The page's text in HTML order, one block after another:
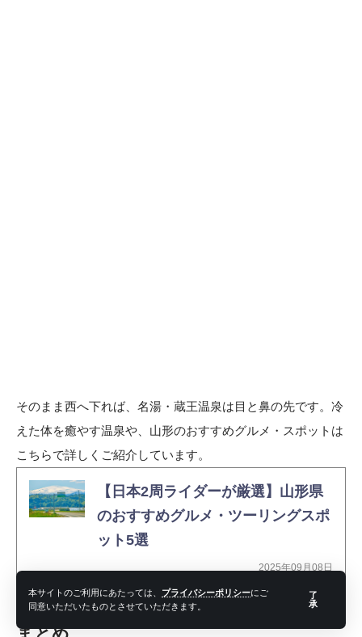
本サイトのご利用にあたっては、 プライバシーポリシーにご
同意いただいたものとさせていただきます。
了
承
そのまま西へ下れば、名湯・蔵王温泉は目と鼻の先です。冷
えた体を癒やす温泉や、山形のおすすめグルメ・スポットは
こちらで詳しくご紹介しています。
【日本2周ライダーが厳選】山形県
のおすすめグルメ・ツーリングスポ
ット5選
2025年09月08日
まとめ